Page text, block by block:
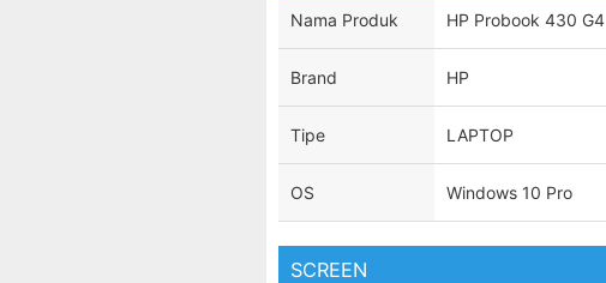
Nama Produk HP Probook 430 G4
Brand HP
Tipe LAPTOP
OS Windows 10 Pro
SCREEN